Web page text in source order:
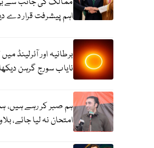
اہم پیشرفت قرار دے
نایاب سورج گرہن
ہم صبر کر رہے ہیں،
امتحان نہ لیا جائے،